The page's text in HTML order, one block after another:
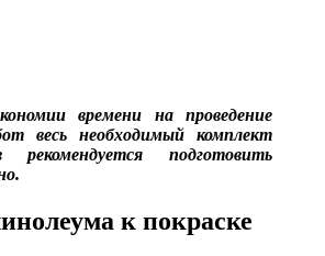
времени на проведение
весь необходимый комплект
рекомендуется подготовить
к покраске